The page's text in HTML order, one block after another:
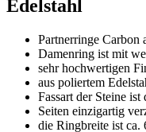
Edelstahl
Partnerringe Carbon
Damenring ist mit
sehr hochwertigen
aus poliertem
Fassart der Steine
Seiten einzigartig
die Ringbreite ist ca.